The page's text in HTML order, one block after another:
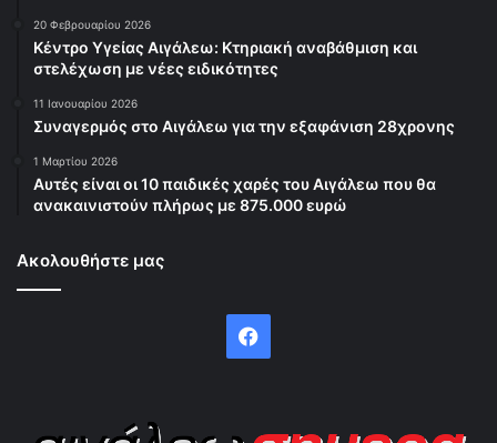
20 Φεβρουαρίου 2026
Κέντρο Υγείας Αιγάλεω: Κτηριακή αναβάθμιση και
στελέχωση με νέες ειδικότητες
11 Ιανουαρίου 2026
Συναγερμός στο Αιγάλεω για την εξαφάνιση 28χρονης
1 Μαρτίου 2026
Αυτές είναι οι 10 παιδικές χαρές του Αιγάλεω που θα
ανακαινιστούν πλήρως με 875.000 ευρώ
Ακολουθήστε μας
Facebook